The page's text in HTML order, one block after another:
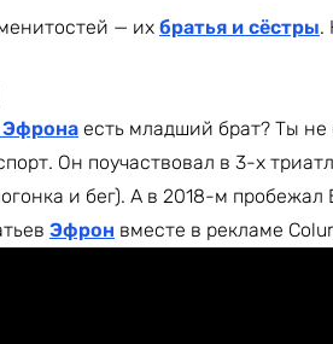
— их братья и сёстры.
Эфрона есть младший брат? Ты
Он поучаствовал в 3-х
и бег). А в 2018-м
Эфрон вместе в рекламе